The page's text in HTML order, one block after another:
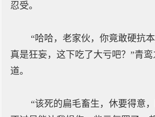
忍受。
“哈哈，老家伙，你竟敢硬抗本
真是狂妄，这下吃了大亏吧？”青
道。
“该死的扁毛畜生，休要得意，